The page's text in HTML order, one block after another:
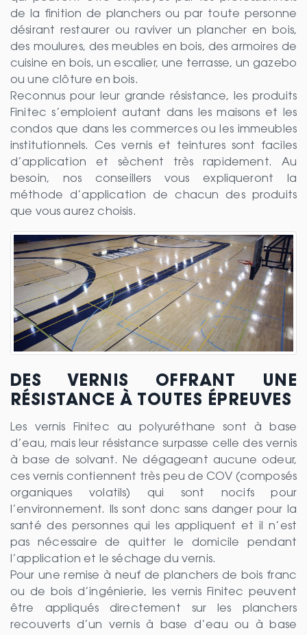
de la finition de planchers ou par toute personne
désirant restaurer ou raviver un plancher en bois,
des moulures, des meubles en bois, des armoires de
cuisine en bois, un escalier, une terrasse, un gazebo
ou une clôture en bois.
Reconnus pour leur grande résistance, les produits
Finitec s’emploient autant dans les maisons et les
condos que dans les commerces ou les immeubles
institutionnels. Ces vernis et teintures sont faciles
d’application et sèchent très rapidement. Au
besoin, nos conseillers vous expliqueront la
méthode d’application de chacun des produits
que vous aurez choisis.
DES VERNIS OFFRANT UNE
RÉSISTANCE À TOUTES ÉPREUVES
Les vernis Finitec au polyuréthane sont à base
d’eau, mais leur résistance surpasse celle des vernis
à base de solvant. Ne dégageant aucune odeur,
ces vernis contiennent très peu de COV (composés
organiques volatils) qui sont nocifs pour
l’environnement. Ils sont donc sans danger pour la
santé des personnes qui les appliquent et il n’est
pas nécessaire de quitter le domicile pendant
l’application et le séchage du vernis.
Pour une remise à neuf de planchers de bois franc
ou de bois d’ingénierie, les vernis Finitec peuvent
être appliqués directement sur les planchers
recouverts d’un vernis à base d’eau ou à base